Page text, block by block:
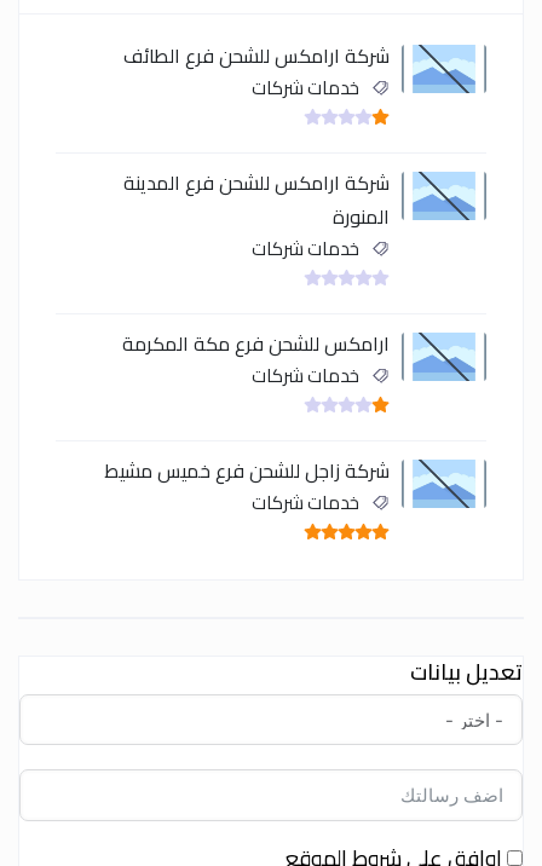
شركة ارامكس للشحن فرع الطائف
خدمات شركات
شركة ارامكس للشحن فرع المدينة
المنورة
خدمات شركات
ارامكس للشحن فرع مكة المكرمة
خدمات شركات
شركة زاجل للشحن فرع خميس مشيط
خدمات شركات
تعديل بيانات